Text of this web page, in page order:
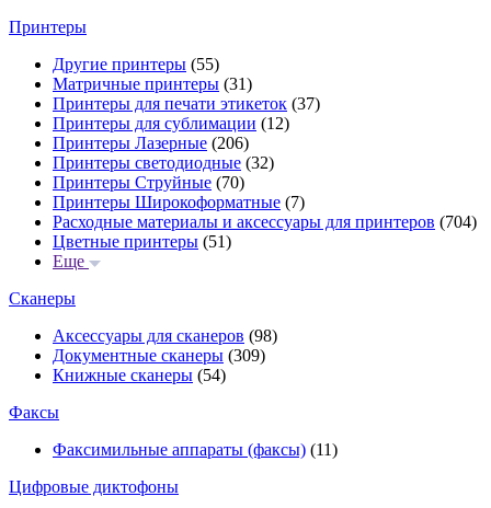
Принтеры
Другие принтеры (55)
Матричные принтеры (31)
Принтеры для печати этикеток (37)
Принтеры для сублимации (12)
Принтеры Лазерные (206)
Принтеры светодиодные (32)
Принтеры Струйные (70)
Принтеры Широкоформатные (7)
Расходные материалы и аксессуары для принтеров (704)
Цветные принтеры (51)
Еще
Сканеры
Аксессуары для сканеров (98)
Документные сканеры (309)
Книжные сканеры (54)
Факсы
Факсимильные аппараты (факсы) (11)
Цифровые диктофоны